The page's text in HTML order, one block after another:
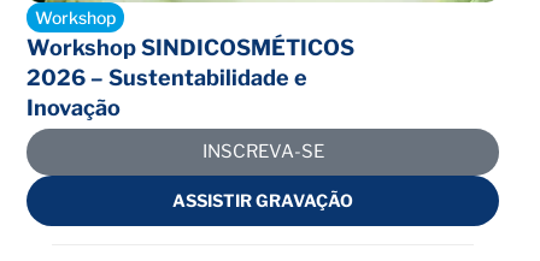
Workshop
Workshop SINDICOSMÉTICOS
2026 – Sustentabilidade e
Inovação
INSCREVA-SE
ASSISTIR GRAVAÇÃO